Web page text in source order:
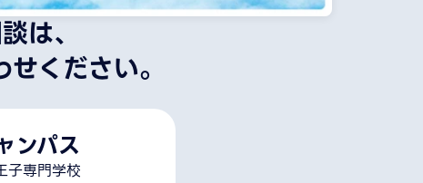
は、
ください。
ンパス
子専門学校